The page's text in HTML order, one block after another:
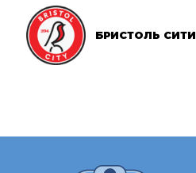
БРИСТОЛЬ СИТИ